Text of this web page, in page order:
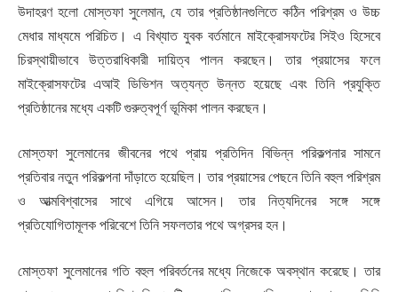
উদাহরণ হলো মোস্তফা সুলেমান, যে তার প্রতিষ্ঠানগুলিতে কঠিন পরিশ্রম ও উচ্চ
মেধার মাধ্যমে পরিচিত। এ বিখ্যাত যুবক বর্তমানে মাইক্রোসফটের সিইও হিসেবে
চিরস্থায়ীভাবে উত্তরাধিকারী দায়িত্ব পালন করছেন। তার প্রয়াসের ফলে
মাইক্রোসফটের এআই ডিভিশন অত্যন্ত উন্নত হয়েছে এবং তিনি প্রযুক্তি
প্রতিষ্ঠানের মধ্যে একটি গুরুত্বপূর্ণ ভূমিকা পালন করছেন।
মোস্তফা সুলেমানের জীবনের পথে প্রায় প্রতিদিন বিভিন্ন পরিকল্পনার সামনে
প্রতিবার নতুন পরিকল্পনা দাঁড়াতে হয়েছিল। তার প্রয়াসের পেছনে তিনি বহুল পরিশ্রম
ও আত্মবিশ্বাসের সাথে এগিয়ে আসেন। তার নিত্যদিনের সঙ্গে সঙ্গে
প্রতিযোগিতামূলক পরিবেশে তিনি সফলতার পথে অগ্রসর হন।
মোস্তফা সুলেমানের গতি বহুল পরিবর্তনের মধ্যে নিজেকে অবস্থান করেছে। তার